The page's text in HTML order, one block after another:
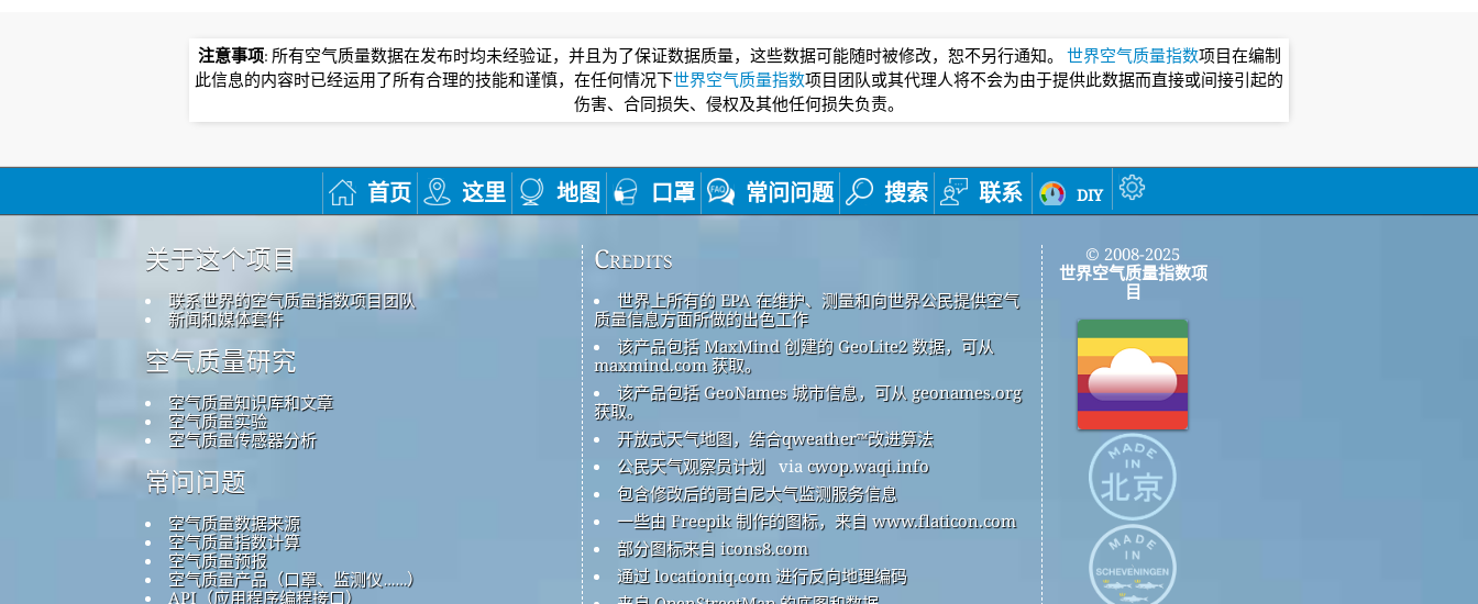
注意事项: 所有空气质量数据在发布时均未经验证，并且为了保证数据质量，这些数据可能随时被修改，恕不另行通知。 世界空气质量指数项目在编制
此信息的内容时已经运用了所有合理的技能和谨慎，在任何情况下世界空气质量指数项目团队或其代理人将不会为由于提供此数据而直接或间接引起的
伤害、合同损失、侵权及其他任何损失负责。
首页 这里 地图 口罩 常问问题 搜索 联系 diy
关于这个项目
联系世界的空气质量指数项目团队
新闻和媒体套件
空气质量研究
空气质量知识库和文章
空气质量实验
空气质量传感器分析
常问问题
空气质量数据来源
空气质量指数计算
空气质量预报
空气质量产品（口罩、监测仪……）
API（应用程序编程接口）
Credits
世界上所有的 EPA 在维护、测量和向世界公民提供空气
质量信息方面所做的出色工作
该产品包括 MaxMind 创建的 GeoLite2 数据，可从
maxmind.com 获取。
该产品包括 GeoNames 城市信息，可从 geonames.org
获取。
开放式天气地图，结合qweather™改进算法
公民天气观察员计划 via cwop.waqi.info
包含修改后的哥白尼大气监测服务信息
一些由 Freepik 制作的图标，来自 www.flaticon.com
部分图标来自 icons8.com
通过 locationiq.com 进行反向地理编码
© 2008-2025
世界空气质量指数项
目